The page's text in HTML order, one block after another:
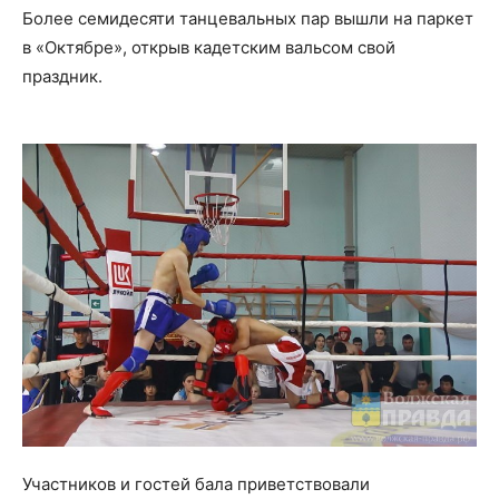
Более семидесяти танцевальных пар вышли на паркет
в «Октябре», открыв кадетским вальсом свой
праздник.
Участников и гостей бала приветствовали